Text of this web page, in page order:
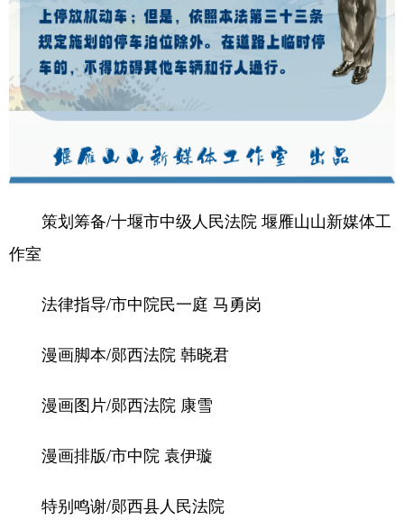
策划筹备/十堰市中级人民法院 堰雁山山新媒体工
作室
法律指导/市中院民一庭 马勇岗
漫画脚本/郧西法院 韩晓君
漫画图片/郧西法院 康雪
漫画排版/市中院 袁伊璇
特别鸣谢/郧西县人民法院